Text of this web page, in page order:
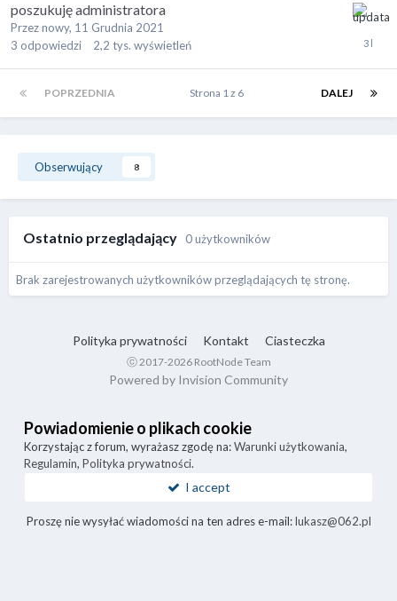
poszukuję administratora
Przeznowy, 11 Grudnia 2021
3 odpowiedzi 2,2 tys. wyświetleń
POPRZEDNIA DALEJ
Strona 1 z 6
Obserwujący 8
Ostatnio przeglądający 0 użytkowników
Brak zarejestrowanych użytkowników przeglądających tę stronę.
Polityka prywatności Kontakt Ciasteczka
ⓒ 2017-2026 RootNode Team
Powered by Invision Community
Powiadomienie o plikach cookie
Korzystając z forum, wyrażasz zgodę na:Warunki użytkowania,
Regulamin, Polityka prywatności.
I accept
Proszę nie wysyłać wiadomości na ten adres e-mail:lukasz@062.pl